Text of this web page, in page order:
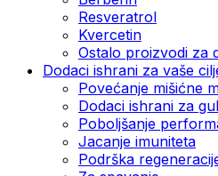
Resveratrol
Kvercetin
Ostalo proizvodi za
Dodaci ishrani za vaše
Povećanje mišićne
Dodaci ishrani za
Poboljšanje
Jacanje imuniteta
Podrška